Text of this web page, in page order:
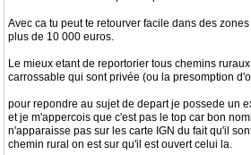
Avec ca tu peut te retourver facile dans des
plus de 10 000 euros.
Le mieux etant de reportorier tous chemins
carrossable qui sont privée (ou la presomption
pour repondre au sujet de depart je possede un
et je m'appercois que c'est pas le top car bon
n'apparaisse pas sur les carte IGN du fait qu'il
chemin rural on est sur qu'il est ouvert celui la.